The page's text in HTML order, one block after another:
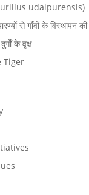
udaipurensis)
से गाँवों के विस्थापन
के वृक्ष
Tiger